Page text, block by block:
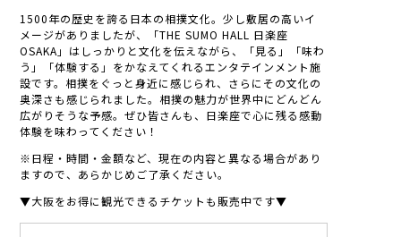
1500年の歴史を誇る日本の相撲文化。少し敷居の高いイ
メージがありましたが、「THE SUMO HALL 日楽座
OSAKA」はしっかりと文化を伝えながら、「見る」「味わ
う」「体験する」をかなえてくれるエンタテインメント施
設です。相撲をぐっと身近に感じられ、さらにその文化の
奥深さも感じられました。相撲の魅力が世界中にどんどん
広がりそうな予感。ぜひ皆さんも、日楽座で心に残る感動
体験を味わってください！
※日程・時間・金額など、現在の内容と異なる場合があり
ますので、あらかじめご了承ください。
▼大阪をお得に観光できるチケットも販売中です▼